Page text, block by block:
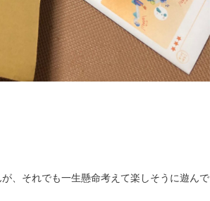
、それでも一生懸命考えて楽しそうに遊んで